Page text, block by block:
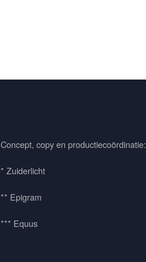
Concept, copy en productiecoördinatie:
* Zuiderlicht
** Epigram
*** Equus